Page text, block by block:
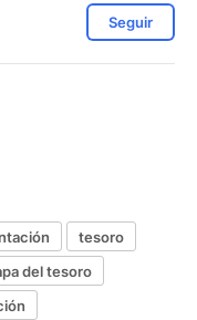
Seguir
tesoro
del tesoro